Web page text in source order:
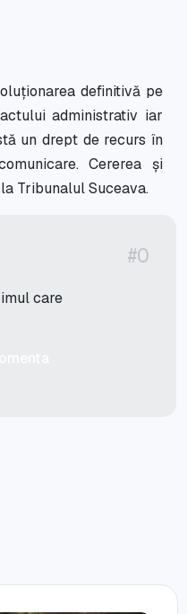
definitivă pe
administrativ iar
un drept de recurs în
Cererea şi
Tribunalul Suceava.
#0
care